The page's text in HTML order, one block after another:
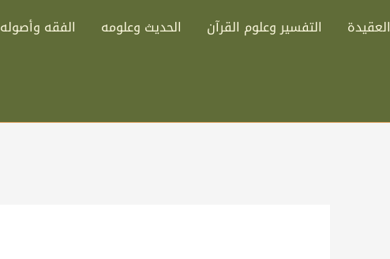
العقيدة التفسير وعلوم القرآن الحديث وعلومه الفقه وأصوله